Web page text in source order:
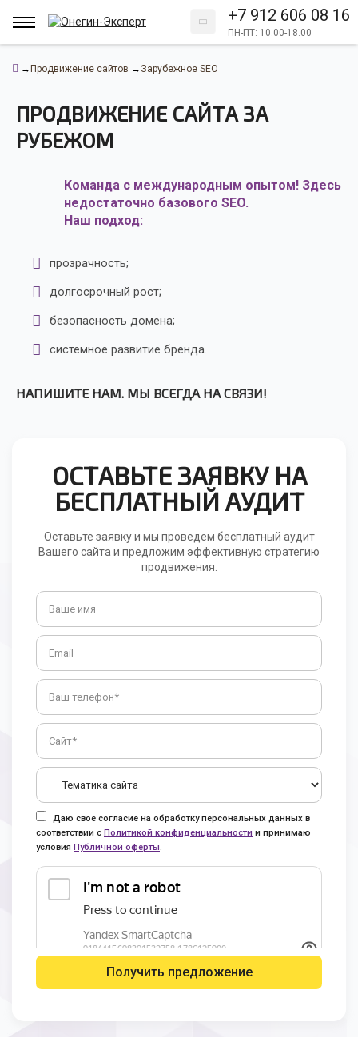
+7 912 606 08 16
ПН-ПТ: 10.00-18.00
→ Продвижение сайтов → Зарубежное SEO
ПРОДВИЖЕНИЕ САЙТА ЗА
РУБЕЖОМ
Команда с международным опытом! Здесь
недостаточно базового SEO.
Наш подход:
прозрачность;
долгосрочный рост;
безопасность домена;
системное развитие бренда.
НАПИШИТЕ НАМ. МЫ ВСЕГДА НА СВЯЗИ!
ОСТАВЬТЕ ЗАЯВКУ НА
БЕСПЛАТНЫЙ АУДИТ
Оставьте заявку и мы проведем бесплатный аудит
Вашего сайта и предложим эффективную стратегию
продвижения.
Даю свое согласие на обработку персональных данных в
соответствии с Политикой конфиденциальности и принимаю
условия Публичной оферты.
Получить предложение